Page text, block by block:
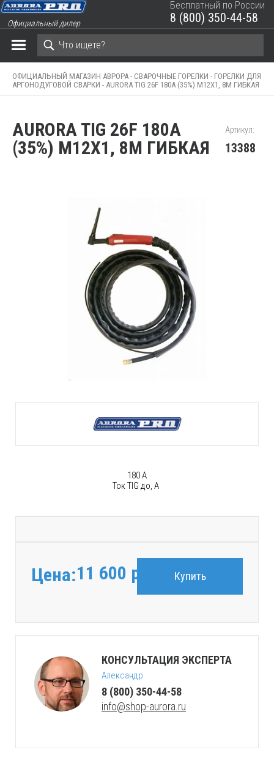
Официальный дилер
Бесплатный по России
8 (800) 350-44-58
ОФИЦИАЛЬНЫЙ МАГАЗИН АВРОРА - СВАРОЧНЫЕ ГОРЕЛКИ - ГОРЕЛКИ ДЛЯ
АРГОНОДУГОВОЙ СВАРКИ - AURORA TIG 26F 180A (35%) M12X1, 8M ГИБКАЯ
AURORA TIG 26F 180A
(35%) M12X1, 8M ГИБКАЯ
Артикул:
13388
180 А
Ток TIG до, А
Цена:11 600 руб. Купить
КОНСУЛЬТАЦИЯ ЭКСПЕРТА
Александр
8 (800) 350-44-58
info@shop-aurora.ru
ЗАКРЫТЬ КОРЗИНУ